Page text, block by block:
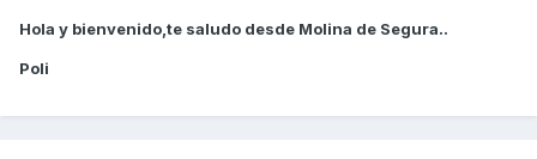
Hola y bienvenido,te saludo desde Molina de Segura..
Poli